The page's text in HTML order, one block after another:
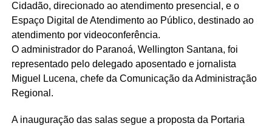
Cidadão, direcionado ao atendimento presencial, e o
Espaço Digital de Atendimento ao Público, destinado ao
atendimento por videoconferência.
O administrador do Paranoá, Wellington Santana, foi
representado pelo delegado aposentado e jornalista
Miguel Lucena, chefe da Comunicação da Administração
Regional.
A inauguração das salas segue a proposta da Portaria